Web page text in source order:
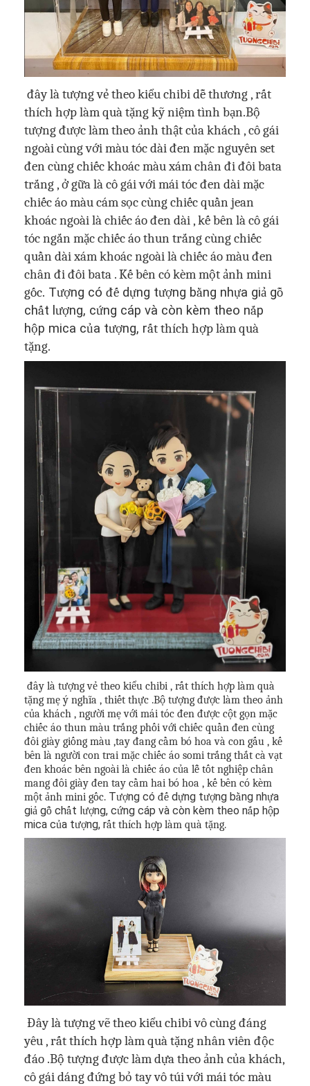
đây là tượng vẻ theo kiểu chibi dễ thương , rất
thích hợp làm quà tặng kỹ niệm tình bạn.Bộ
tượng được làm theo ảnh thật của khách , cô gái
ngoài cùng với màu tóc dài đen mặc nguyên set
đen cùng chiếc khoác màu xám chân đi đôi bata
trắng , ở gữa là cô gái với mái tóc đen dài mặc
chiếc áo màu cám sọc cùng chiếc quần jean
khoác ngoài là chiếc áo đen dài , kế bên là cô gái
tóc ngắn mặc chiếc áo thun trắng cùng chiếc
quần dài xám khoác ngoài là chiếc áo màu đen
chân đi đôi bata . Kế bên có kèm một ảnh mini
gốc. Tượng có đế dựng tượng bằng nhựa giả gỗ
chất l ượng, cứng cáp và còn kèm theo nắp
hộp mica của tượng, rất thích hợp làm quà
tặng.
đây là tượng vẻ theo kiểu chibi , rất thích hợp làm quà
tặng mẹ ý nghĩa , thiết thực .Bộ tượng được làm theo ảnh
của khách , người mẹ với mái tóc đen được cột gọn mặc
chiếc áo thun màu trắng phối với chiếc quần đen cùng
đôi giày giống màu ,tay đang cầm bó hoa và con gấu , kế
bên là người con trai mặc chiếc áo somi trắng thắt cà vạt
đen khoác bên ngoài là chiếc áo của lễ tốt nghiệp chân
mang đôi giày đen tay cầm hai bó hoa , kế bên có kèm
một ảnh mini gốc. Tượng có đế dựng tượng bằng nhựa
giả gỗ chất lượng, cứng cáp và còn kèm theo nắp hộp
mica của tượng, rất thích hợp làm quà tặng.
Đây là tượng vẽ theo kiểu chibi vô cùng đáng
yêu , rất thích hợp làm quà tặng nhân viên độc
đáo .Bộ tượng được làm dựa theo ảnh của khách,
cô gái dáng đứng bỏ tay vô túi với mái tóc màu